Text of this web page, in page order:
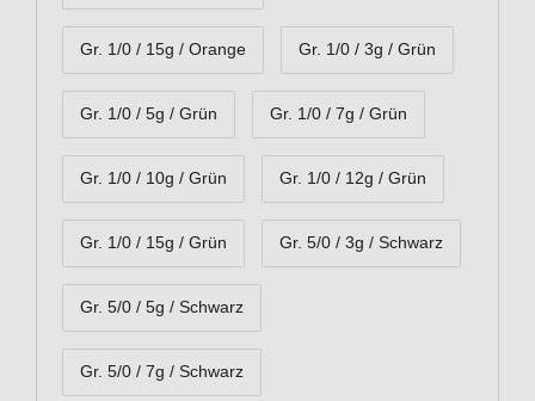
Gr. 1/0 / 15g / Orange Gr. 1/0 / 3g / Grün
Gr. 1/0 / 5g / Grün Gr. 1/0 / 7g / Grün
Gr. 1/0 / 10g / Grün Gr. 1/0 / 12g / Grün
Gr. 1/0 / 15g / Grün Gr. 5/0 / 3g / Schwarz
Gr. 5/0 / 5g / Schwarz
Gr. 5/0 / 7g / Schwarz